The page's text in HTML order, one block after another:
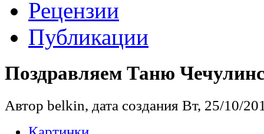
Рецензии
Публикации
Поздравляем Таню
Автор belkin, дата создания Вт, 25/10/